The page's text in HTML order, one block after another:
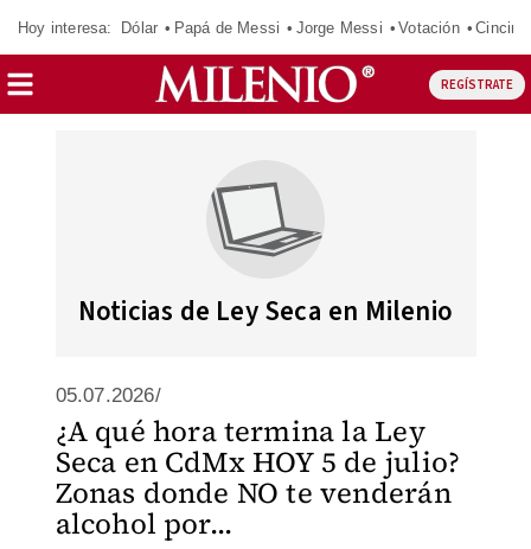
Hoy interesa: Dólar Papá de Messi Jorge Messi Votación
REGÍSTRATE
Noticias de Ley Seca en Milenio
05.07.2026/
¿A qué hora termina la Ley
Seca en CdMx HOY 5 de julio?
Zonas donde NO te venderán
alcohol por...